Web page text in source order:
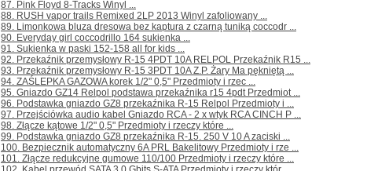
87. Pink Floyd 8-Tracks Winyl ...
88. RUSH vapor trails Remixed 2LP 2013 Winyl zafoliowany ...
89. Limonkowa bluza dresowa bez kaptura z czarną tuniką coccodr ...
90. Everyday girl coccodrillo 164 sukienka ...
91. Sukienka w paski 152-158 all for kids ...
92. Przekaźnik przemysłowy R-15 4PDT 10A RELPOL Przekaźnik R15 ...
93. Przekaźnik przemysłowy R-15 3PDT 10A Z.P. Żary Ma pękniętą ...
94. ZAŚLEPKA GAZOWA korek 1/2" 0,5" Przedmioty i rzec ...
95. Gniazdo GZ14 Relpol podstawa przekaźnika r15 4pdt Przedmiot ...
96. Podstawka gniazdo GZ8 przekaźnika R-15 Relpol Przedmioty i ...
97. Przejściówka audio kabel Gniazdo RCA - 2 x wtyk RCA CINCH P ...
98. Złącze kątowe 1/2" 0,5" Przedmioty i rzeczy które ...
99. Podstawka gniazdo GZ8 przekaźnika R-15. 250 V 10 A zaciski ...
100. Bezpiecznik automatyczny 6A PRL Bakelitowy Przedmioty i rze ...
101. Złącze redukcyjne gumowe 110/100 Przedmioty i rzeczy które ...